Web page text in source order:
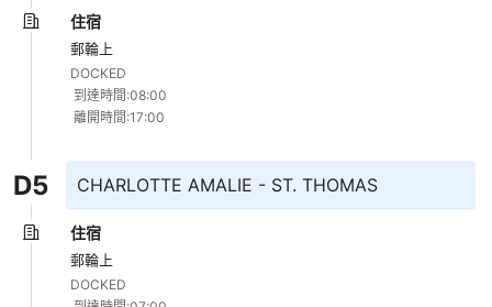
住宿
郵輪上
DOCKED
離開時間:17:00
D5 CHARLOTTE AMALIE - ST. THOMAS
住宿
郵輪上
DOCKED